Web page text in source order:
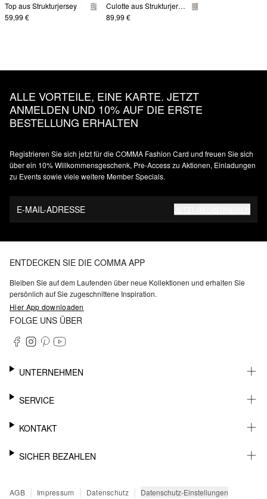
Top aus Strukturjersey
59,99 €
Culotte aus Strukturjersey
89,99 €
ALLE VORTEILE, EINE KARTE. JETZT
ANMELDEN UND 10% AUF DIE ERSTE
BESTELLUNG ERHALTEN
Registrieren Sie sich jetzt für die COMMA Fashion Card und freuen Sie sich
über ein 10% Willkommensgeschenk, Pre-Access zu Aktionen, Einladungen
zu Events sowie viele weitere Member Specials.
E-MAIL-ADRESSE
ENTDECKEN SIE DIE COMMA APP
Bleiben Sie auf dem Laufenden über neue Kollektionen und erhalten Sie
persönlich auf Sie zugeschnittene Inspiration.
Hier App downloaden
FOLGE UNS ÜBER
UNTERNEHMEN
KARRIERE
BARRIEREFREIHEIT
SERVICE
WHATSAPP
MEIN KONTO
SENDUNGSVERFOLGUNG
KONTAKT
SUPPORT
SICHER BEZAHLEN
PAYPAL
AGB | Impressum | Datenschutz | Datenschutz-Einstellungen